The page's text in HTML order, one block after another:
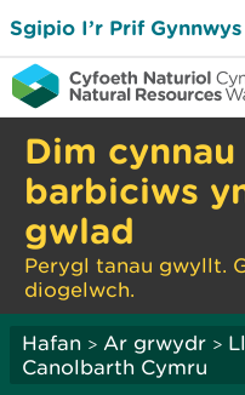
Sgipio I’r Prif Gynnwys
Dim cynnau
barbiciws
gwlad
Perygl tanau gwyllt.
diogelwch.
Hafan > Ar grwydr >
Canolbarth Cymru